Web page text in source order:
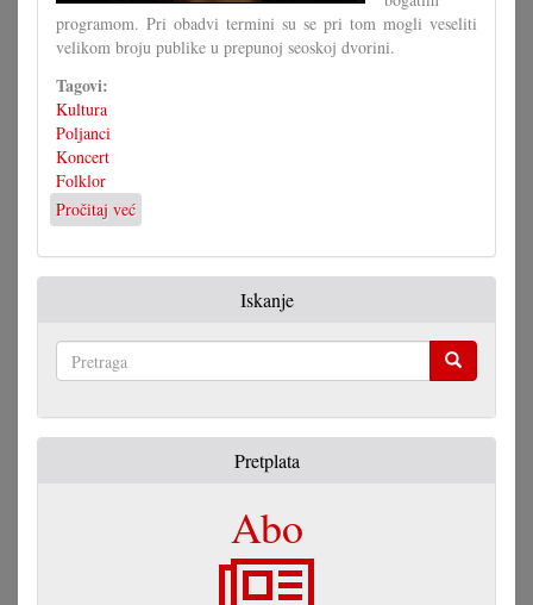
programom. Pri obadvi termini su se pri tom mogli veseliti
velikom broju publike u prepunoj seoskoj dvorini.
Tagovi:
Kultura
Poljanci
Koncert
Folklor
Pročitaj već
Poljanci
pozvali
na
Iskanje
Pretplata
Abo